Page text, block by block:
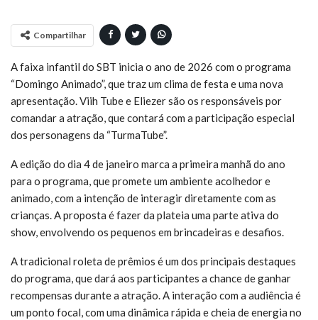
Compartilhar
A faixa infantil do SBT inicia o ano de 2026 com o programa
“Domingo Animado”, que traz um clima de festa e uma nova
apresentação. Viih Tube e Eliezer são os responsáveis por
comandar a atração, que contará com a participação especial
dos personagens da “TurmaTube”.
A edição do dia 4 de janeiro marca a primeira manhã do ano
para o programa, que promete um ambiente acolhedor e
animado, com a intenção de interagir diretamente com as
crianças. A proposta é fazer da plateia uma parte ativa do
show, envolvendo os pequenos em brincadeiras e desafios.
A tradicional roleta de prêmios é um dos principais destaques
do programa, que dará aos participantes a chance de ganhar
recompensas durante a atração. A interação com a audiência é
um ponto focal, com uma dinâmica rápida e cheia de energia no